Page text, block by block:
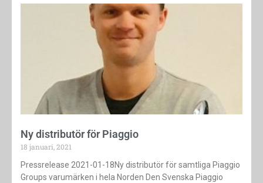
Ny distributör för Piaggio
18 januari, 2021
Pressrelease 2021-01-18Ny distributör för samtliga Piaggio
Groups varumärken i hela Norden Den Svenska Piaggio